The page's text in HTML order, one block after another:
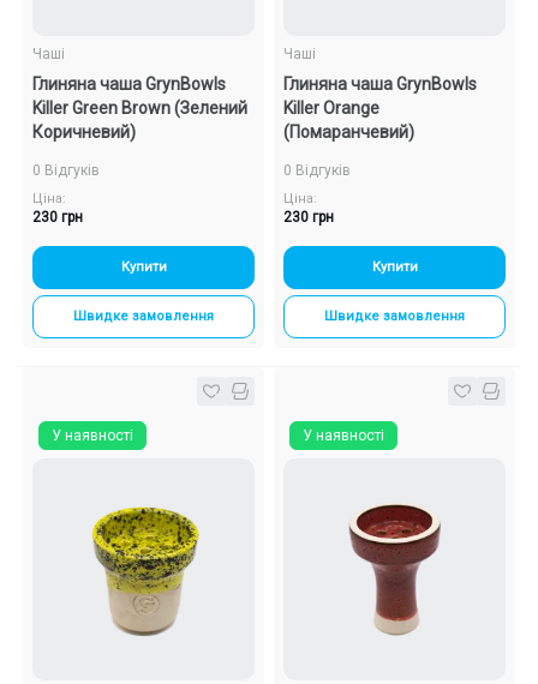
Чаші
Глиняна чаша GrynBowls
Killer Green Brown (Зелений
Коричневий)
0 Відгуків
Ціна:
230 грн
Купити
Швидке замовлення
Чаші
Глиняна чаша GrynBowls
Killer Orange
(Помаранчевий)
0 Відгуків
Ціна:
230 грн
Купити
Швидке замовлення
У наявності У наявності